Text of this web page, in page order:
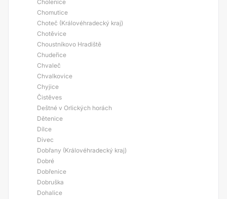
Cholenice
Chomutice
Choteč (Královéhradecký kraj)
Chotěvice
Choustníkovo Hradiště
Chudeřice
Chvaleč
Chvalkovice
Chyjice
Čistěves
Deštné v Orlických horách
Dětenice
Dílce
Divec
Dobřany (Královéhradecký kraj)
Dobré
Dobřenice
Dobruška
Dohalice